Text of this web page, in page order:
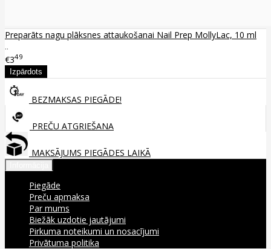
Preparāts nagu plāksnes attaukošanai Nail Prep MollyLac, 10 ml
..
€349
BEZMAKSAS PIEGĀDE!
PREČU ATGRIEŠANA
MAKSĀJUMS PIEGĀDES LAIKĀ
Piegāde
Preču apmaksa
Par mums
Biežāk uzdotie jautājumi
Pirkuma noteikumi un nosacījumi
Privātuma politika